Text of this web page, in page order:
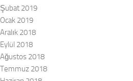
Şubat 2019
Ocak 2019
Aralık 2018
Eylül 2018
Ağustos 2018
Temmuz 2018